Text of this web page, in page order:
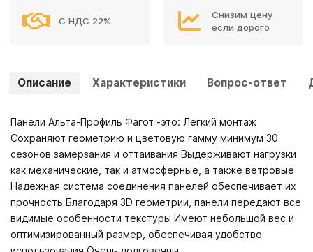
С НДС 22%
Снизим цену
если дорого
Описание Характеристики Вопрос-ответ
Панели Альта-Профиль Фагот -это: Легкий монтаж
Сохраняют геометрию и цветовую гамму минимум 30
сезонов замерзания и оттаивания Выдерживают нагрузки
как механические, так и атмосферные, а также ветровые
Надежная система соединения панелей обеспечивает их
прочность Благодаря 3D геометрии, панели передают все
видимые особенности текстуры Имеют небольшой вес и
оптимизированный размер, обеспечивая удобство